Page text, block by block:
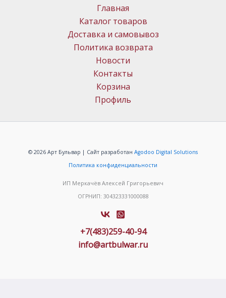
Главная
Каталог товаров
Доставка и самовывоз
Политика возврата
Новости
Контакты
Корзина
Профиль
© 2026 Арт Бульвар | Сайт разработан Agodoo Digital Solutions
Политика конфиденциальности
ИП Меркачёв Алексей Григорьевич
ОГРНИП: 304323331000088
+7(483)259-40-94
info@artbulwar.ru